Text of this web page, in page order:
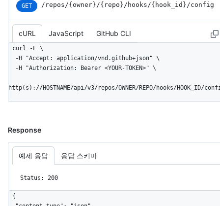
GET /repos/{owner}/{repo}/hooks/{hook_ id}/config
cURL JavaScript GitHub CLI
curl -L \
http(s)://HOSTNAME/api/v3/repos/OWNER/REPO/hooks/HOOK_ID/
Response
예제 응답 응답 스키마
Status: 200
{